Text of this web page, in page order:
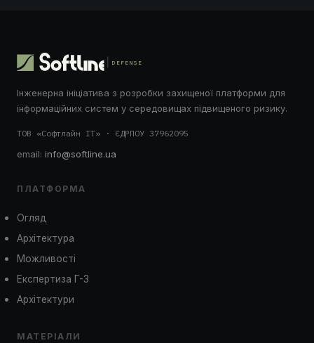
DEFENSE
Інженерна ініціатива з розробки захищеної платформи для
інформаційних систем у середовищах підвищеного ризику.
ТОВ «Софтлайн ІТ» · ЄДРПОУ 37962095
email: info@softline.ua
ПЛАТФОРМА
Огляд
Архітектура
Можливості
Експертиза Г-3
Архітектури
МАТЕРІАЛИ